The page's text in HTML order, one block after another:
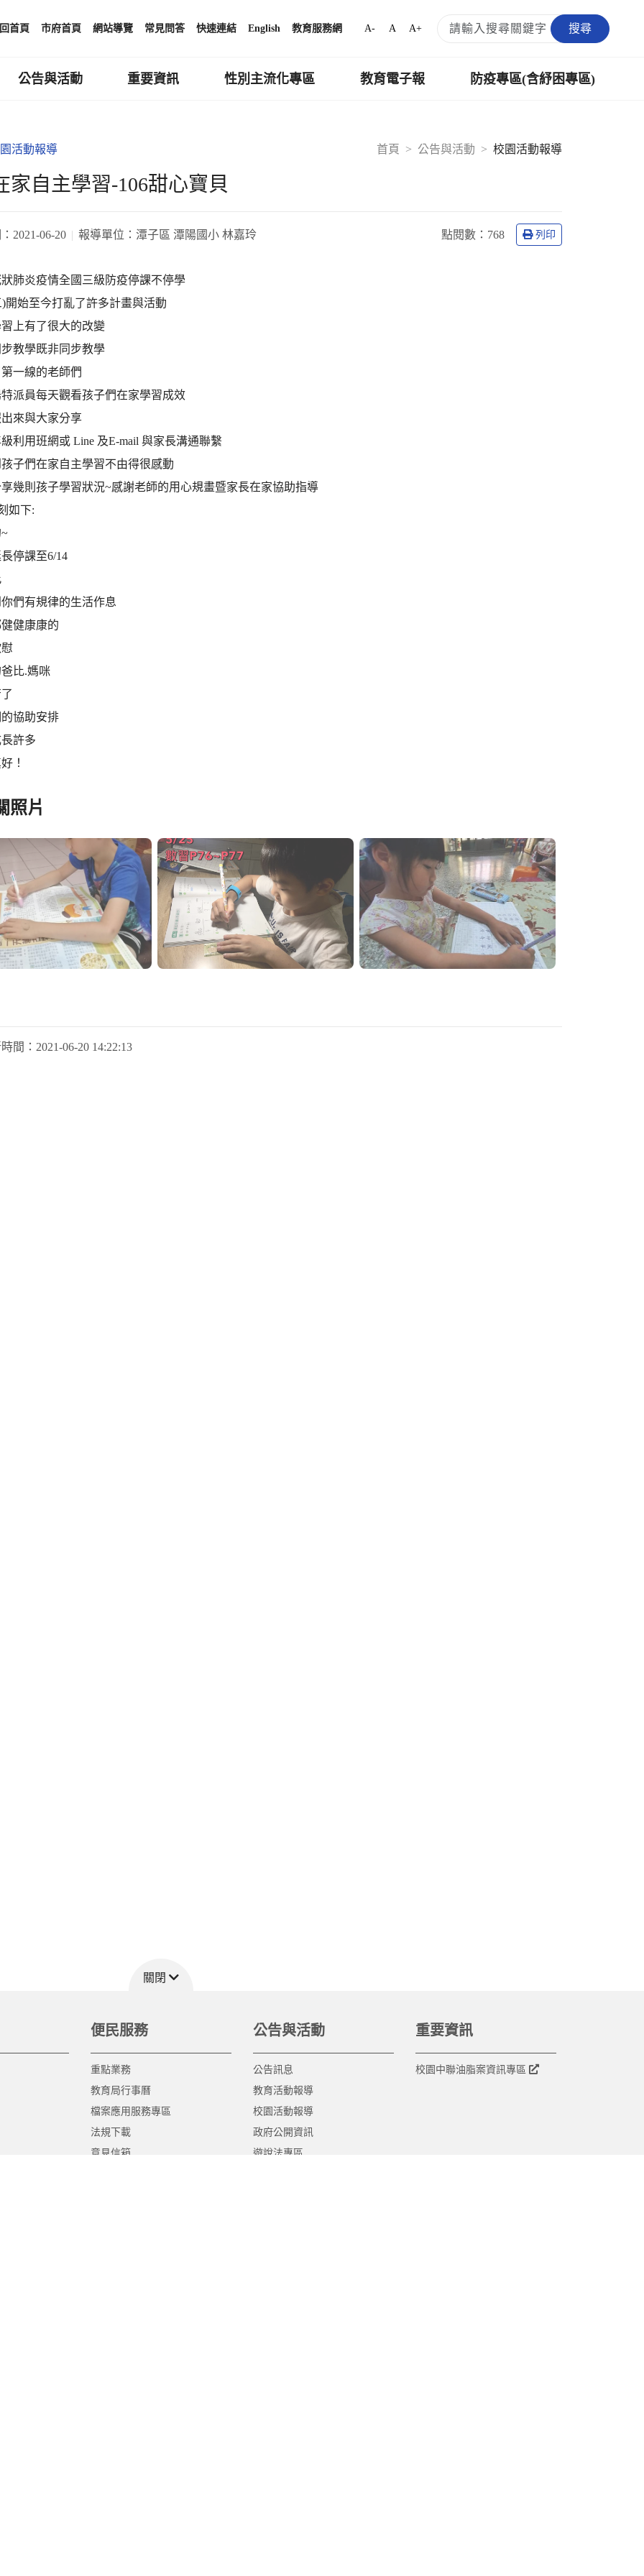
回首頁 市府首頁 網站導覽 常見問答 快速連結 English 教育服務網 A- A A+ 搜尋
公告與活動 重要資訊 性別主流化專區 教育電子報 防疫專區(含紓困專區)
首頁 公告與活動 校園活動報導
活動報導
家自主學習-106甜心寶貝
2021-06-20 報導單位： 潭子區 潭陽國小 林嘉玲 點閱數： 768 列印
肺炎疫情全國三級防疫停課不停學
)開始至今打亂了許多計畫與活動
上有了很大的改變
教學既非同步教學
一線的老師們
派員每天觀看孩子們在家學習成效
來與大家分享
利用班網或 Line 及E-mail 與家長溝通聯繫
子們在家自主學習不由得很感動
幾則孩子學習狀況~感謝老師的用心規畫暨家長在家協助指導
如下:
停課至6/14
們有規律的生活作息
健康康的
比.媽咪
協助安排
許多
！
照片
間： 2021-06-20 14:22:13
關閉
便民服務
重點業務
教育局行事曆
檔案應用服務專區
法規下載
意見信箱
公告與活動
公告訊息
教育活動報導
校園活動報導
政府公開資訊
遊說法專區
重要資訊
校園中聯油脂案資訊專區